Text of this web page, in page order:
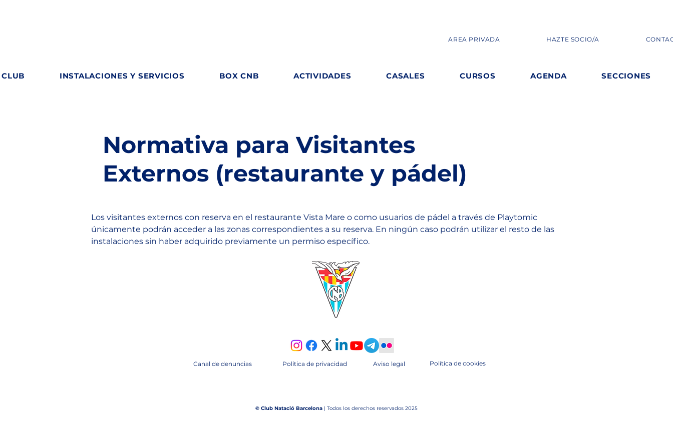
AREA PRIVADA HAZTE SOCIO/A
INSTALACIONES Y SERVICIOS BOX CNB ACTIVIDADES CASALES CURSOS AGENDA SECCIONES
Normativa para Visitantes
Externos (restaurante y pádel)
Los visitantes externos con reserva en el restaurante Vista Mare o como usuarios de pádel a través de Playtomic
únicamente podrán acceder a las zonas correspondientes a su reserva. En ningún caso podrán utilizar el resto de las
instalaciones sin haber adquirido previamente un permiso específico.
Canal de denuncias Política de privacidad Aviso legal Política de cookies
© Club Natació Barcelona | Todos los derechos reservados 2025